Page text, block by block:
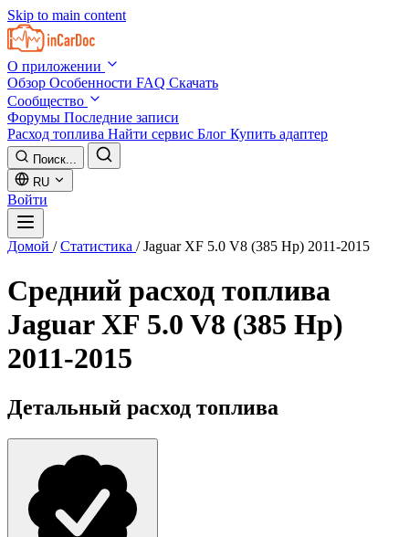
Skip to main content
О приложении
Обзор Особенности FAQ Скачать
Сообщество
Форумы Последние записи
Расход топлива Найти сервис Блог Купить адаптер
Поиск...
RU
Войти
Домой / Статистика / Jaguar XF 5.0 V8 (385 Hp) 2011-2015
Средний расход топлива
Jaguar XF 5.0 V8 (385 Hp)
2011-2015
Детальный расход топлива